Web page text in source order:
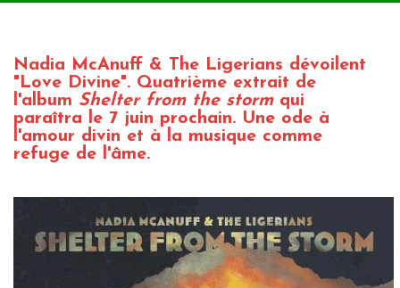
Nadia McAnuff & The Ligerians dévoilent
"Love Divine". Quatrième extrait de
l'album Shelter from the stormqui
paraîtra le 7 juin prochain. Une ode à
l'amour divin et à la musique comme
refuge de l'âme.